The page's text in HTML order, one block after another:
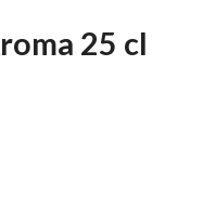
25 cl